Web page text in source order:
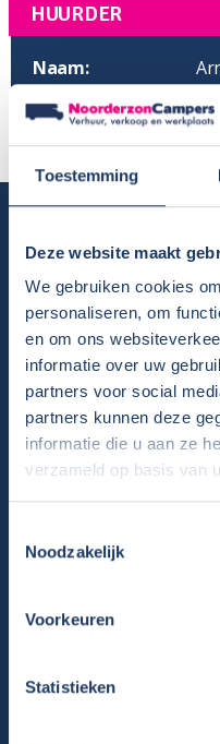
Toestemming
Deze website maakt
We gebruiken cookies
personaliseren, om
en om ons
informatie over uw
partners voor social
partners kunnen deze
informatie die u aan ze
verzameld op basis van
Noodzakelijk
Voorkeuren
Statistieken
HUURDER
Naam:
Periode:
Gratis E-book – Tig Vragen
Algemene